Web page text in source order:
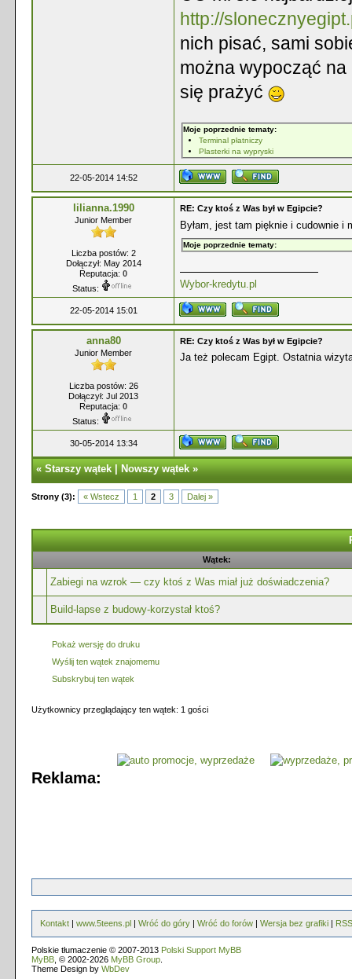
http://
nich pisać, sami
można wypocząć na
się prażyć
Moje poprzednie tematy:
Terminal płatniczy
Plasterki na wypryski
22-05-2014 14:52
lilianna.1990
Junior Member
Liczba postów: 2
Dołączył: May 2014
Reputacja: 0
Status:
RE: Czy ktoś z Was był w Egipcie?
Byłam, jest tam pięknie i cudownie
Moje poprzednie tematy:
Wybor-kredytu.pl
22-05-2014 15:01
anna80
Junior Member
Liczba postów: 26
Dołączył: Jul 2013
Reputacja: 0
Status:
RE: Czy ktoś z Was był w Egipcie?
Ja też polecam Egipt. Ostatnia
30-05-2014 13:34
«Starszy wątek|Nowszy wątek»
Strony (3): « Wstecz 1 2 3 Dalej »
Wątek:
Zabiegi na wzrok — czy ktoś z Was miał już doświadczenia?
Build-lapse z budowy-korzystał ktoś?
Pokaż wersję do druku
Wyślij ten wątek znajomemu
Subskrybuj ten wątek
Użytkownicy przeglądający ten wątek: 1 gości
Reklama:
Kontakt | www.5teens.pl | Wróć do góry | Wróć do forów | Wersja bez grafiki | RSS
Polskie tłumaczenie © 2007-2013 Polski Support MyBB
MyBB , © 2002-2026 MyBB Group
Theme Design by WbDev